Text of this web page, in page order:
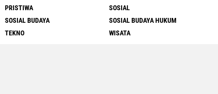
PRISTIWA
SOSIAL
SOSIAL BUDAYA
SOSIAL BUDAYA HUKUM
TEKNO
WISATA